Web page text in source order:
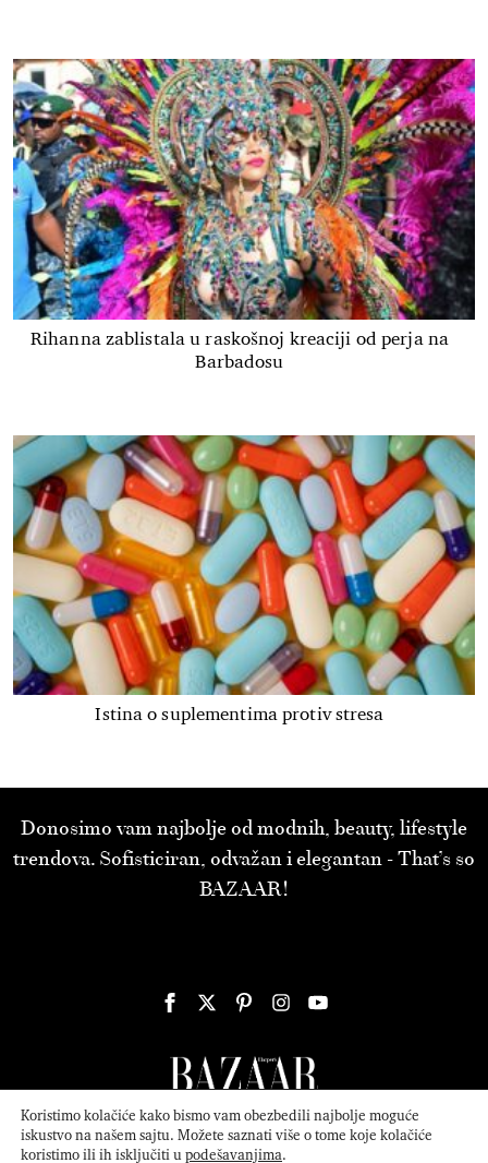
Rihanna zablistala u raskošnoj kreaciji od perja na
Barbadosu
Istina o suplementima protiv stresa
Donosimo vam najbolje od modnih, beauty, lifestyle
trendova. Sofisticiran, odvažan i elegantan - That’s so
BAZAAR!
Koristimo kolačiće kako bismo vam obezbedili najbolje moguće
iskustvo na našem sajtu. Možete saznati više o tome koje kolačiće
koristimo ili ih isključiti upodešavanjima.